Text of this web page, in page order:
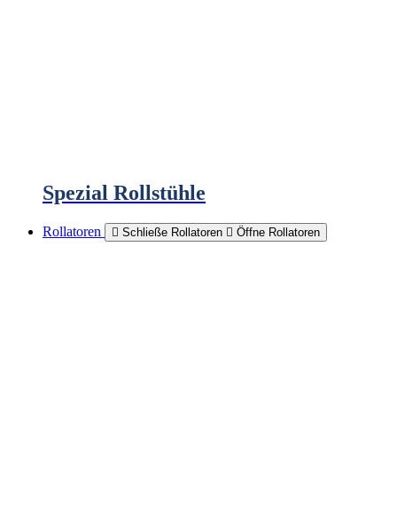
Spezial Rollstühle
Rollatoren Schließe Rollatoren Öffne Rollatoren